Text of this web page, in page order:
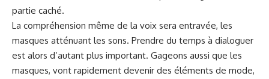
partie caché.
La compréhension même de la voix sera entravée, les
masques atténuant les sons. Prendre du temps à dialoguer
est alors d’autant plus important. Gageons aussi que les
masques, vont rapidement devenir des éléments de mode,